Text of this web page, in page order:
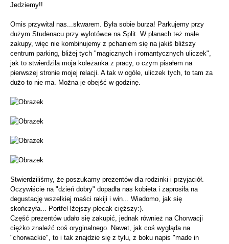
Jedziemy!!
Omis przywitał nas...skwarem. Była sobie burza! Parkujemy przy
dużym Studenacu przy wylotówce na Split. W planach też małe
zakupy, więc nie kombinujemy z pchaniem się na jakiś bliższy
centrum parking, bliżej tych "magicznych i romantycznych uliczek",
jak to stwierdziła moja koleżanka z pracy, o czym pisałem na
pierwszej stronie mojej relacji. A tak w ogóle, uliczek tych, to tam za
dużo to nie ma. Można je obejść w godzinę.
Stwierdziliśmy, że poszukamy prezentów dla rodzinki i przyjaciół.
Oczywiście na "dzień dobry" dopadła nas kobieta i zaprosiła na
degustację wszelkiej maści rakiji i win... Wiadomo, jak się
skończyła... Portfel lżejszy-plecak cięższy:).
Część prezentów udało się zakupić, jednak również na Chorwacji
ciężko znaleźć coś oryginalnego. Nawet, jak coś wygląda na
"chorwackie", to i tak znajdzie się z tyłu, z boku napis "made in